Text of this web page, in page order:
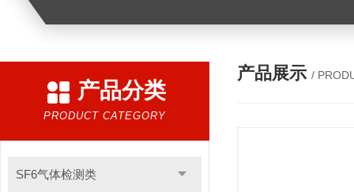
产品分类
PRODUCT CATEGORY
SF6气体检测类
产品展示 /